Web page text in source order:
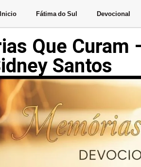
Inicio Fátima do Sul Devocional
Que Curam
Santos